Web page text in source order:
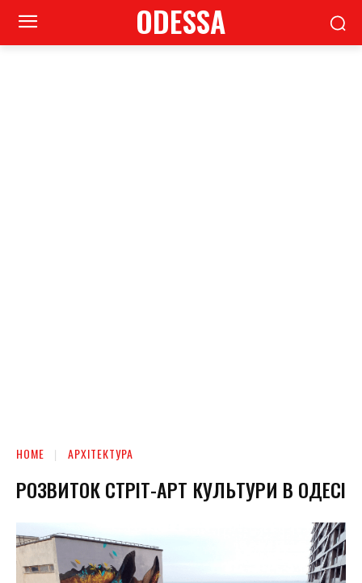
ODESSA
HOME АРХІТЕКТУРА
РОЗВИТОК СТРІТ-АРТ КУЛЬТУРИ В ОДЕСІ